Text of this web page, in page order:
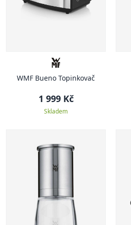
WMF Bueno Topinkovač
1 999 Kč
Skladem